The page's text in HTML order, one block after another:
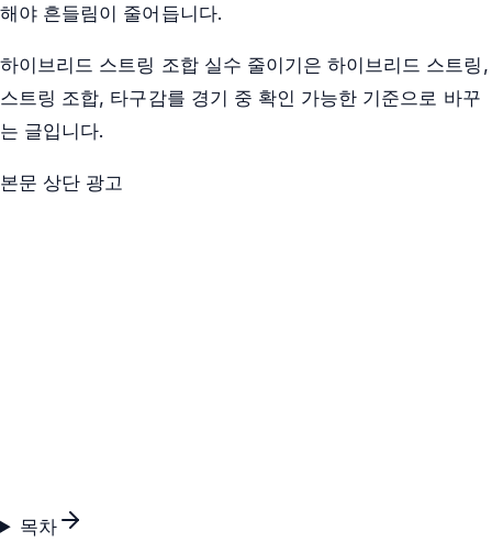
해야 흔들림이 줄어듭니다.
하이브리드 스트링 조합 실수 줄이기은 하이브리드 스트링,
스트링 조합, 타구감를 경기 중 확인 가능한 기준으로 바꾸
는 글입니다.
본문 상단 광고
목차